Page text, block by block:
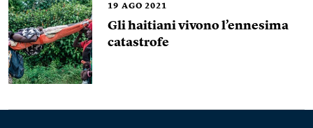
19 AGO 2021
Gli haitiani vivono l’ennesima
catastrofe